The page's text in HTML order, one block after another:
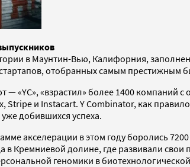
в Маунтин-Вью, Калифорния,
отобранных самым престижным
— «YC», «взрастил» более 1400 компаний
и Instacart. Y Combinator, как
добившихся успеха.
акселерации в этом году боролись
Кремниевой долине, где развивали
геномики в